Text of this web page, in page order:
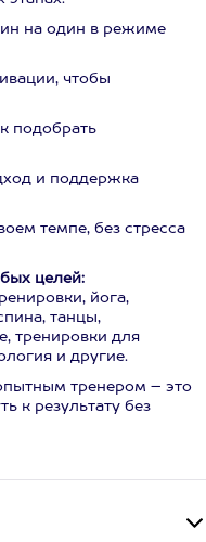
на один в режиме
чтобы
подобрать
и поддержка
темпе, без стресса
целей:
йога,
танцы,
тренировки для
и другие.
тренером – это
к результату без